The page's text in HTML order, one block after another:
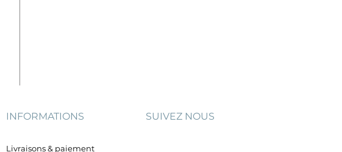
INFORMATIONS
Livraisons & paiement
SUIVEZ NOUS